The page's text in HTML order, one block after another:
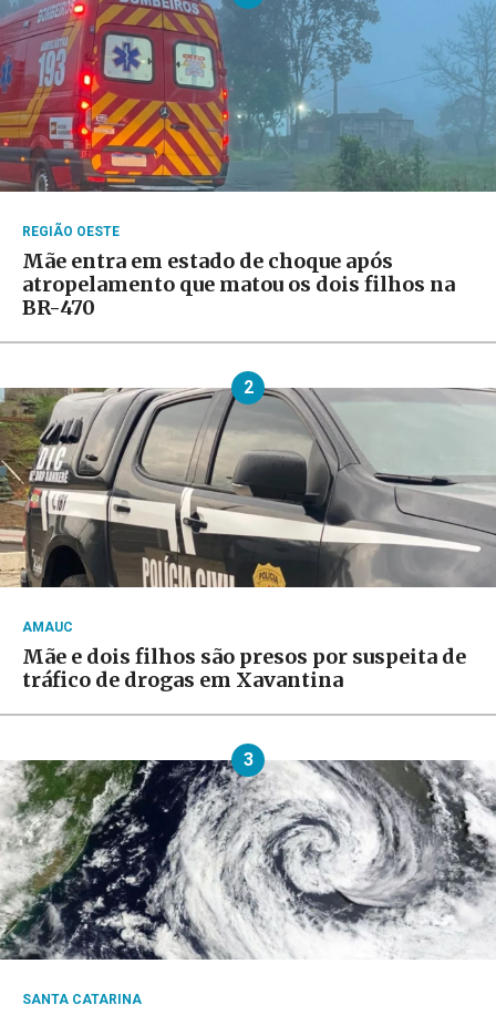
REGIÃO OESTE
Mãe entra em estado de choque após
atropelamento que matou os dois filhos na
BR-470
2
AMAUC
Mãe e dois filhos são presos por suspeita de
tráfico de drogas em Xavantina
3
SANTA CATARINA